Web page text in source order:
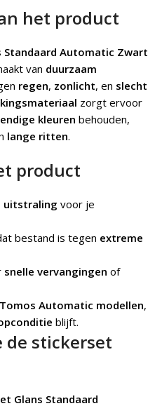
het product
Standaard Automatic Zwart
van duurzaam
regen, zonlicht, en slecht
zorgt ervoor
kleuren behouden,
lange ritten.
product
uitstraling voor je
bestand is tegen extreme
snelle vervangingen of
Automatic modellen,
blijft.
de stickerset
Glans Standaard